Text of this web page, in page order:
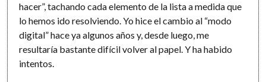
hacer”, tachando cada elemento de la lista a medida que
lo hemos ido resolviendo. Yo hice el cambio al “modo
digital” hace ya algunos años y, desde luego, me
resultaría bastante difícil volver al papel. Y ha habido
intentos.